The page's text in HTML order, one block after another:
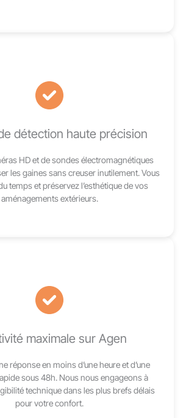
détection haute précision
HD et de sondes électromagnétiques
les gaines sans creuser inutilement. Vous
temps et préservez l’esthétique de vos
aménagements extérieurs.
maximale sur Agen
réponse en moins d’une heure et d’une
sous 48h. Nous nous engageons à
technique dans les plus brefs délais
pour votre confort.